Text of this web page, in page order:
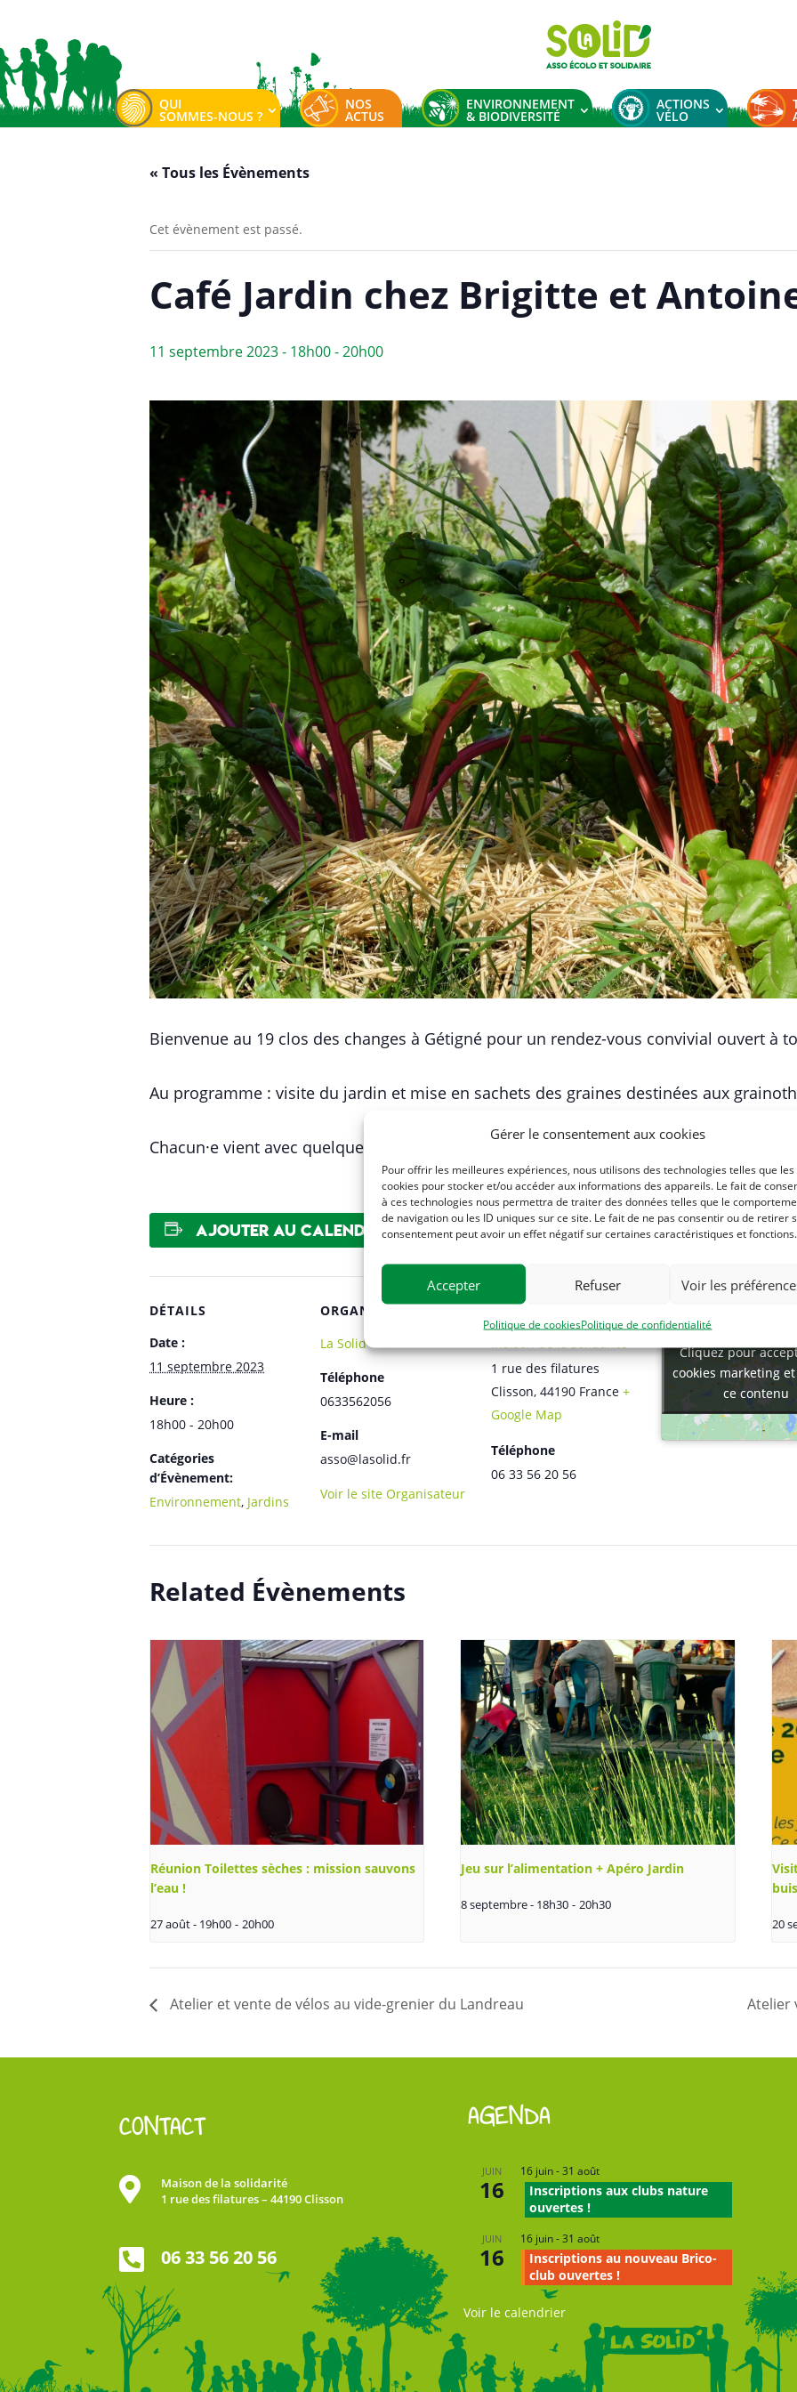
Gérer le consentement aux cookies
Pour offrir les meilleures expériences, nous utilisons des technologies telles que les
cookies pour stocker et/ou accéder aux informations des appareils. Le fait de
à ces technologies nous permettra de traiter des données telles que le
de navigation ou les ID uniques sur ce site. Le fait de ne pas consentir ou de retirer
consentement peut avoir un effet négatif sur certaines caractéristiques et fonctions.
Accepter Refuser Voir les
Politique de cookiesPolitique de confidentialité
QUI
SOMMES-NOUS ?
NOS
ACTUS
ENVIRONNEMENT
& BIODIVERSITÉ
ACTIONS
VÉLO
« Tous les Évènements
Cet évènement est passé.
Café Jardin chez Brigitte et
11 septembre 2023 - 18h00-20h00
Bienvenue au 19 clos des changes à Gétigné pour un rendez-vous convivial ouvert à
Au programme : visite du jardin et mise en sachets des graines destinées aux
Chacun·e vient avec quelques chose à boir et/ou à manger à partager.
Ajouter au calendrier
DÉTAILS
Date :
11 septembre 2023
Heure :
18h00 - 20h00
Catégories
d’Évènement:
Environnement, Jardins
ORGANISATEUR
La Solid’
Téléphone
0633562056
E-mail
asso@lasolid.fr
Voir le site Organisateur
LIEU
1 rue des filatures
Clisson, 44190 France +
Google Map
Téléphone
06 33 56 20 56
Cliquez pour
cookies marketing
ce contenu
Cliquez pour
cookies marketing
ce contenu
Related Évènements
Réunion Toilettes sèches : mission sauvons
l’eau !
27 août - 19h00 - 20h00
Jeu sur l’alimentation + Apéro Jardin
8 septembre - 18h30 - 20h30
20
Atelier et vente de vélos au vide-grenier du Landreau Atelier
CONTACT

Maison de la solidarité
1 rue des filatures – 44190 Clisson
 06 33 56 20 56
AGENDA
JUIN
16
16 juin-31 août
Inscriptions aux clubs nature
ouvertes !
JUIN
16
16 juin-31 août
Inscriptions au nouveau Brico-
club ouvertes !
Voir le calendrier